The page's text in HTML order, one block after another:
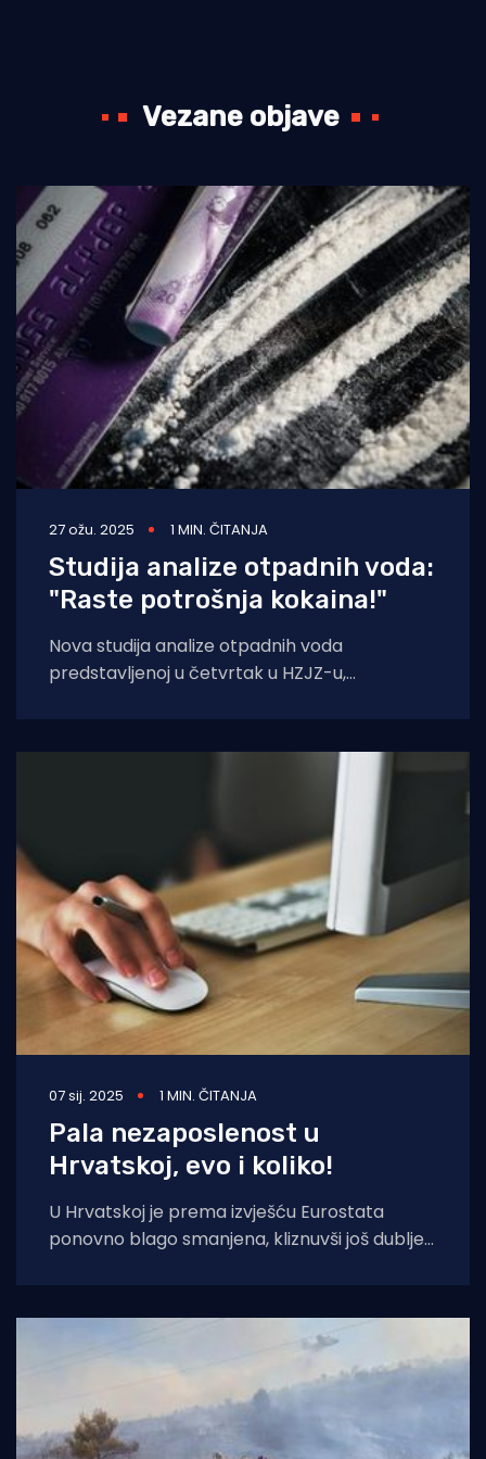
Vezane objave
27 ožu. 2025 1 MIN. ČITANJA
Studija analize otpadnih voda:
"Raste potrošnja kokaina!"
Nova studija analize otpadnih voda
predstavljenoj u četvrtak u HZJZ-u,
07 sij. 2025 1 MIN. ČITANJA
Pala nezaposlenost u
Hrvatskoj, evo i koliko!
U Hrvatskoj je prema izvješću Eurostata
ponovno blago smanjena, kliznuvši još dublje